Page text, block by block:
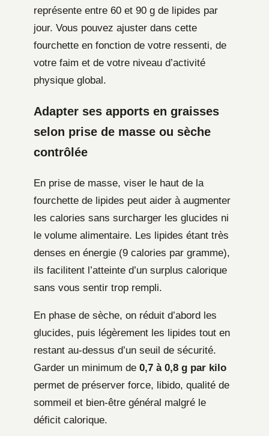
représente entre 60 et 90 g de lipides par
jour. Vous pouvez ajuster dans cette
fourchette en fonction de votre ressenti, de
votre faim et de votre niveau d’activité
physique global.
Adapter ses apports en graisses
selon prise de masse ou sèche
contrôlée
En prise de masse, viser le haut de la
fourchette de lipides peut aider à augmenter
les calories sans surcharger les glucides ni
le volume alimentaire. Les lipides étant très
denses en énergie (9 calories par gramme),
ils facilitent l’atteinte d’un surplus calorique
sans vous sentir trop rempli.
En phase de sèche, on réduit d’abord les
glucides, puis légèrement les lipides tout en
restant au-dessus d’un seuil de sécurité.
Garder un minimum de 0,7 à 0,8 g par kilo
permet de préserver force, libido, qualité de
sommeil et bien-être général malgré le
déficit calorique.